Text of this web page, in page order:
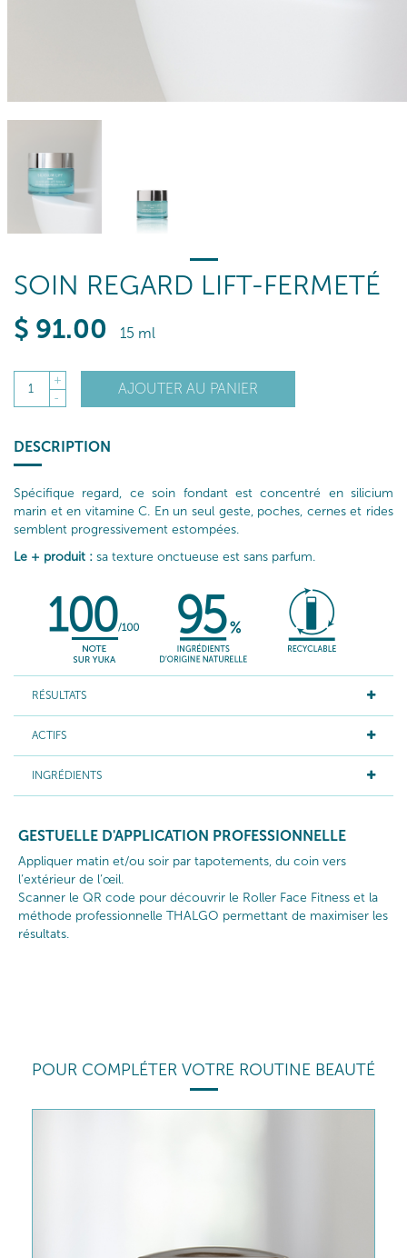
SOIN REGARD LIFT-FERMETÉ
$ 91.00 15 ml
1
+
-
AJOUTER AU PANIER
DESCRIPTION
Spécifique regard, ce soin fondant est concentré en silicium
marin et en vitamine C. En un seul geste, poches, cernes et rides
semblent progressivement estompées.
Le + produit : sa texture onctueuse est sans parfum.
RÉSULTATS
ACTIFS
INGRÉDIENTS
GESTUELLE D'APPLICATION PROFESSIONNELLE
Appliquer matin et/ou soir par tapotements, du coin vers
l’extérieur de l’œil.
Scanner le QR code pour découvrir le Roller Face Fitness et la
méthode professionnelle THALGO permettant de maximiser les
résultats.
POUR COMPLÉTER VOTRE ROUTINE BEAUTÉ